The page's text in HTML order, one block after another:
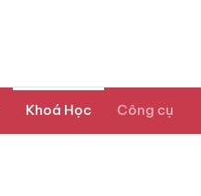
Khoá Học Công cụ